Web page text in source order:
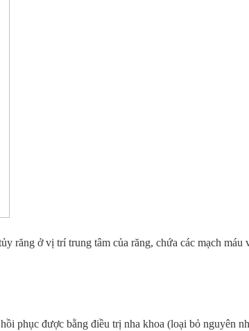
răng ở vị trí trung tâm của răng, chứa các mạch máu
phục được bằng điều trị nha khoa (loại bỏ nguyên